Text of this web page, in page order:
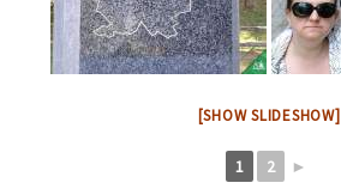
[SHOW SLIDESHOW]
1 2 ►